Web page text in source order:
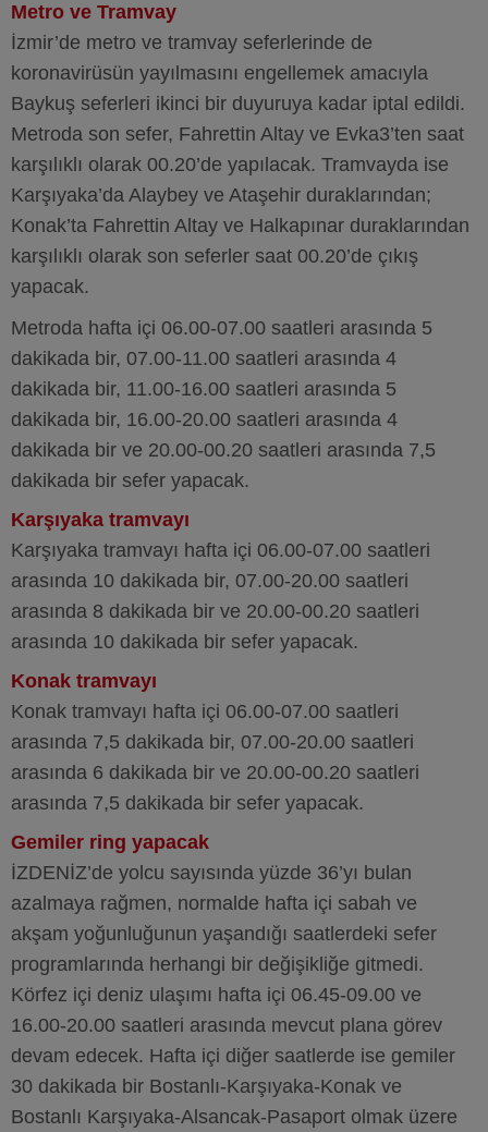
Metro ve Tramvay
İzmir’de metro ve tramvay seferlerinde de
koronavirüsün yayılmasını engellemek amacıyla
Baykuş seferleri ikinci bir duyuruya kadar iptal edildi.
Metroda son sefer, Fahrettin Altay ve Evka3’ten saat
karşılıklı olarak 00.20’de yapılacak. Tramvayda ise
Karşıyaka’da Alaybey ve Ataşehir duraklarından;
Konak’ta Fahrettin Altay ve Halkapınar duraklarından
karşılıklı olarak son seferler saat 00.20’de çıkış
yapacak.
Metroda hafta içi 06.00-07.00 saatleri arasında 5
dakikada bir, 07.00-11.00 saatleri arasında 4
dakikada bir, 11.00-16.00 saatleri arasında 5
dakikada bir, 16.00-20.00 saatleri arasında 4
dakikada bir ve 20.00-00.20 saatleri arasında 7,5
dakikada bir sefer yapacak.
Karşıyaka tramvayı
Karşıyaka tramvayı hafta içi 06.00-07.00 saatleri
arasında 10 dakikada bir, 07.00-20.00 saatleri
arasında 8 dakikada bir ve 20.00-00.20 saatleri
arasında 10 dakikada bir sefer yapacak.
Konak tramvayı
Konak tramvayı hafta içi 06.00-07.00 saatleri
arasında 7,5 dakikada bir, 07.00-20.00 saatleri
arasında 6 dakikada bir ve 20.00-00.20 saatleri
arasında 7,5 dakikada bir sefer yapacak.
Gemiler ring yapacak
İZDENİZ’de yolcu sayısında yüzde 36’yı bulan
azalmaya rağmen, normalde hafta içi sabah ve
akşam yoğunluğunun yaşandığı saatlerdeki sefer
programlarında herhangi bir değişikliğe gitmedi.
Körfez içi deniz ulaşımı hafta içi 06.45-09.00 ve
16.00-20.00 saatleri arasında mevcut plana görev
devam edecek. Hafta içi diğer saatlerde ise gemiler
30 dakikada bir Bostanlı-Karşıyaka-Konak ve
Bostanlı Karşıyaka-Alsancak-Pasaport olmak üzere